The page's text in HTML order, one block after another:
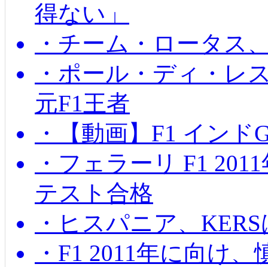
得ない」
・チーム・ロータス
・ポール・ディ・レ
元F1王者
・【動画】F1 イン
・フェラーリ F1
テスト合格
・ヒスパニア、
・F1 2011年に向け